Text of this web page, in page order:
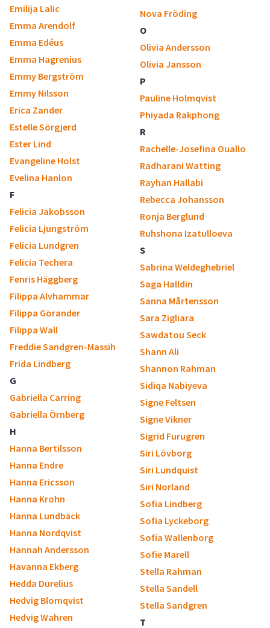
Emilija Lalic
Emma Arendolf
Emma Edéus
Emma Hagrenius
Emmy Bergström
Emmy Nilsson
Erica Zander
Estelle Sörgjerd
Ester Lind
Evangeline Holst
Evelina Hanlon
F
Felicia Jakobsson
Felicia Ljungström
Felicia Lundgren
Felicia Techera
Fenris Häggberg
Filippa Alvhammar
Filippa Görander
Filippa Wall
Freddie Sandgren-Massih
Frida Lindberg
G
Gabriella Carring
Gabriella Örnberg
H
Hanna Bertilsson
Hanna Endre
Hanna Ericsson
Hanna Krohn
Hanna Lundbäck
Hanna Nordqvist
Hannah Andersson
Havanna Ekberg
Hedda Durelius
Hedvig Blomqvist
Hedvig Wahren
Nova Fröding
O
Olivia Andersson
Olivia Jansson
P
Pauline Holmqvist
Phiyada Rakphong
R
Rachelle-Josefina Ouallo
Radharani Watting
Rayhan Hallabi
Rebecca Johansson
Ronja Berglund
Ruhshona Izatulloeva
S
Sabrina Weldeghebriel
Saga Halldin
Sanna Mårtensson
Sara Zigliara
Sawdatou Seck
Shann Ali
Shannon Rahman
Sidiqa Nabiyeva
Signe Feltsen
Signe Vikner
Sigrid Furugren
Siri Lövborg
Siri Lundquist
Siri Norland
Sofia Lindberg
Sofia Lyckeborg
Sofia Wallenborg
Sofie Marell
Stella Rahman
Stella Sandell
Stella Sandgren
T